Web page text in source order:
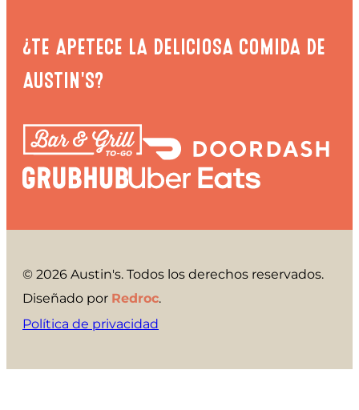
¿TE APETECE LA DELICIOSA COMIDA DE
AUSTIN'S?
© 2026 Austin's. Todos los derechos reservados.
Diseñado por Redroc.
Política de privacidad